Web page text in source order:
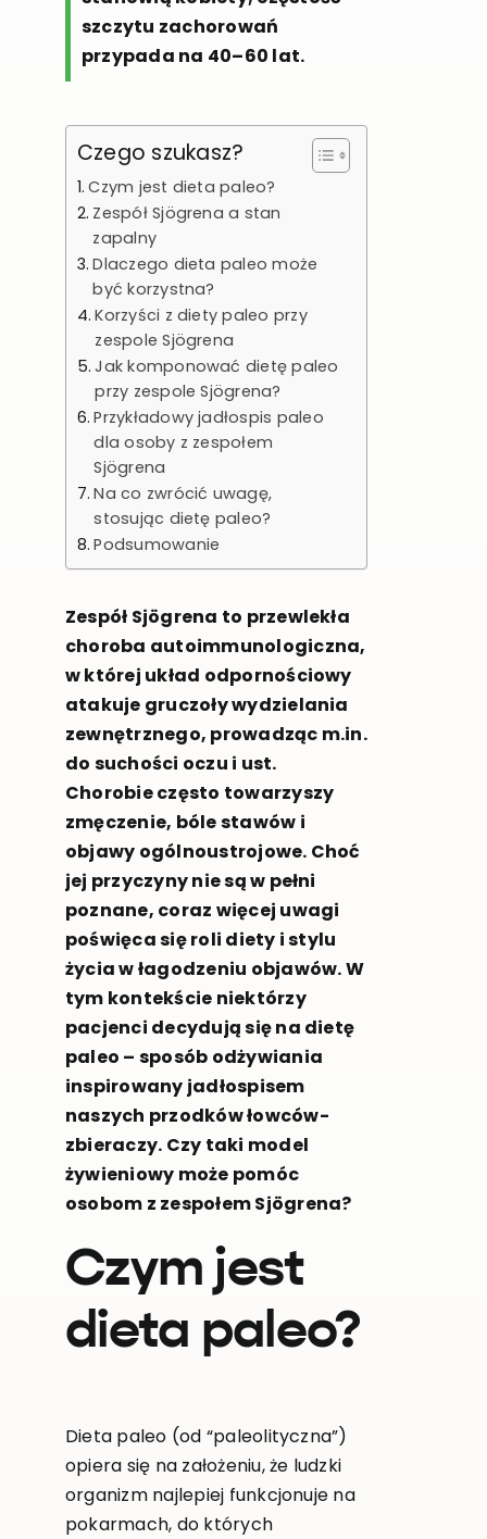
szczytu zachorowań
przypada na 40–60 lat.
Czego szukasz?
Czym jest dieta paleo?
Zespół Sjögrena a stan
zapalny
Dlaczego dieta paleo może
być korzystna?
Korzyści z diety paleo przy
zespole Sjögrena
Jak komponować dietę paleo
przy zespole Sjögrena?
Przykładowy jadłospis paleo
dla osoby z zespołem
Sjögrena
Na co zwrócić uwagę,
stosując dietę paleo?
Podsumowanie
Zespół Sjögrena to przewlekła
choroba autoimmunologiczna,
w której układ odpornościowy
atakuje gruczoły wydzielania
zewnętrznego, prowadząc m.in.
do suchości oczu i ust.
Chorobie często towarzyszy
zmęczenie, bóle stawów i
objawy ogólnoustrojowe. Choć
jej przyczyny nie są w pełni
poznane, coraz więcej uwagi
poświęca się roli diety i stylu
życia w łagodzeniu objawów. W
tym kontekście niektórzy
pacjenci decydują się na dietę
paleo – sposób odżywiania
inspirowany jadłospisem
naszych przodków łowców-
zbieraczy. Czy taki model
żywieniowy może pomóc
osobom z zespołem Sjögrena?
Czym jest
dieta paleo?
Dieta paleo (od “paleolityczna”)
opiera się na założeniu, że ludzki
organizm najlepiej funkcjonuje na
pokarmach, do których